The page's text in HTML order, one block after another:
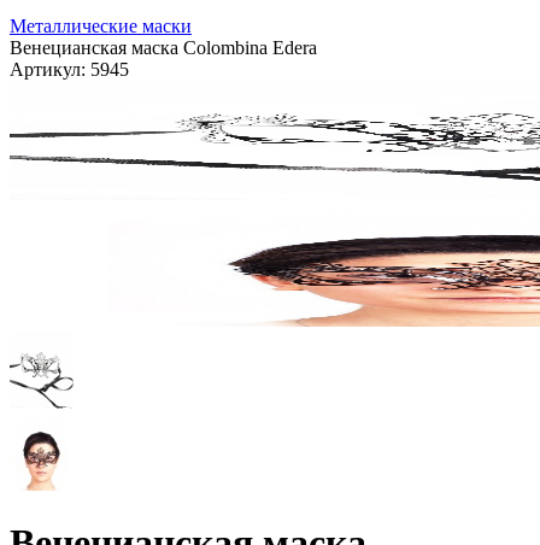
Металлические маски
Венецианская маска Colombina Edera
Артикул: 5945